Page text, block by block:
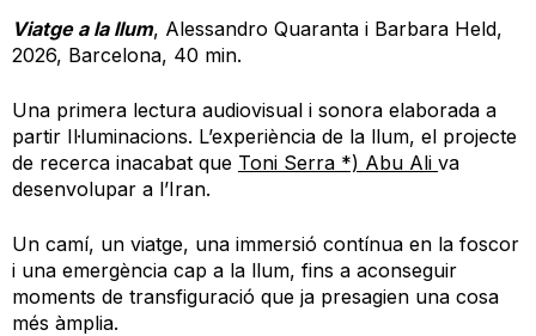
Viatge a la llum, Alessandro Quaranta i Barbara Held,
2026, Barcelona, 40 min.
Una primera lectura audiovisual i sonora elaborada a
partir Il·luminacions. L’experiència de la llum, el projecte
de recerca inacabat que Toni Serra *) Abu Ali va
desenvolupar a l’Iran.
Un camí, un viatge, una immersió contínua en la foscor
i una emergència cap a la llum, fins a aconseguir
moments de transfiguració que ja presagien una cosa
més àmplia.